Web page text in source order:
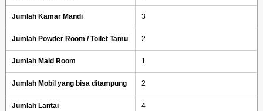
Jumlah Kamar Mandi 3
Jumlah Powder Room / Toilet Tamu 2
Jumlah Maid Room 1
Jumlah Mobil yang bisa ditampung 2
Jumlah Lantai 4